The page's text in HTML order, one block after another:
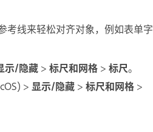
考线来轻松对齐对象，例如表单字
示/隐藏 > 标尺和网格 > 标尺。
> 显示/隐藏 > 标尺和网格 >